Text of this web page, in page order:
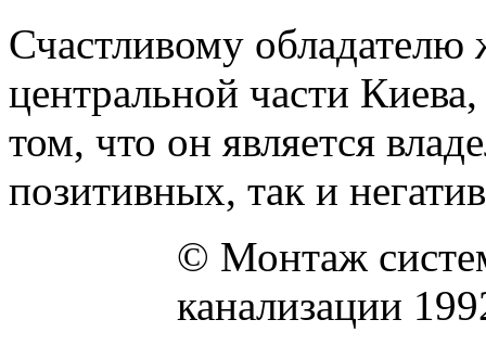
Счастливому
центральной части
том, что он является
позитивных, так и
© Монтаж
канализации